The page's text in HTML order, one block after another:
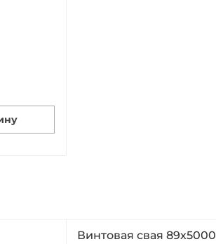
Винтовая свая 89х5000